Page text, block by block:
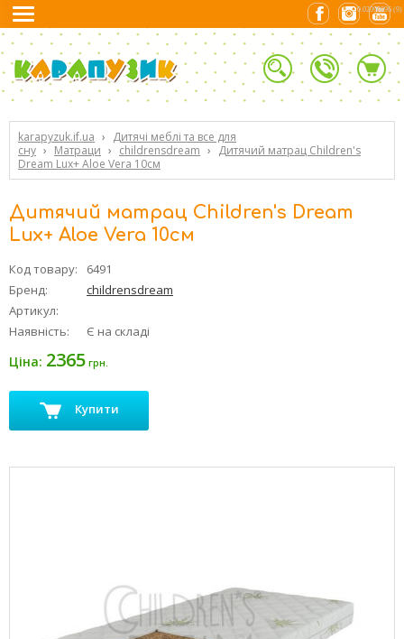
karapyzuk.if.ua › Дитячі меблі та все для
сну › Матраци › childrensdream › Дитячий матрац Children's
Dream Lux+ Aloe Vera 10см
Дитячий матрац Children's Dream
Lux+ Aloe Vera 10см
Код товару:
6491
Бренд:
childrensdream
Артикул:
Наявність:
Є на складі
Ціна: 2365 грн.
Купити
0.02090096 (9)